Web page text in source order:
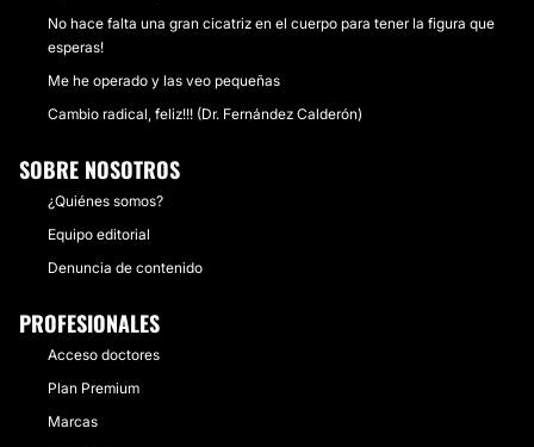
No hace falta una gran cicatriz en el cuerpo para tener la figura que
esperas!
Me he operado y las veo pequeñas
Cambio radical, feliz!!! (Dr. Fernández Calderón)
SOBRE NOSOTROS
¿Quiénes somos?
Equipo editorial
Denuncia de contenido
PROFESIONALES
Acceso doctores
Plan Premium
Marcas